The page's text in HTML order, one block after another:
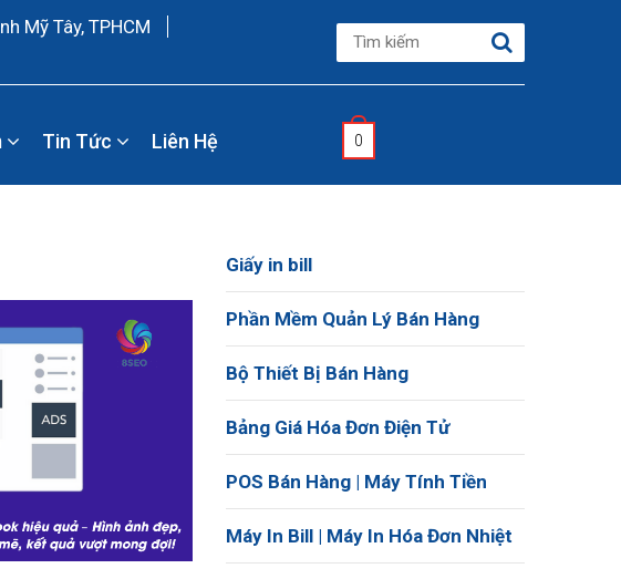
Mỹ Tây, TPHCM
Tin Tức Liên Hệ 0
Giấy in bill
Phần Mềm Quản Lý Bán Hàng
Bộ Thiết Bị Bán Hàng
Bảng Giá Hóa Đơn Điện Tử
POS Bán Hàng | Máy Tính Tiền
Máy In Bill | Máy In Hóa Đơn Nhiệt